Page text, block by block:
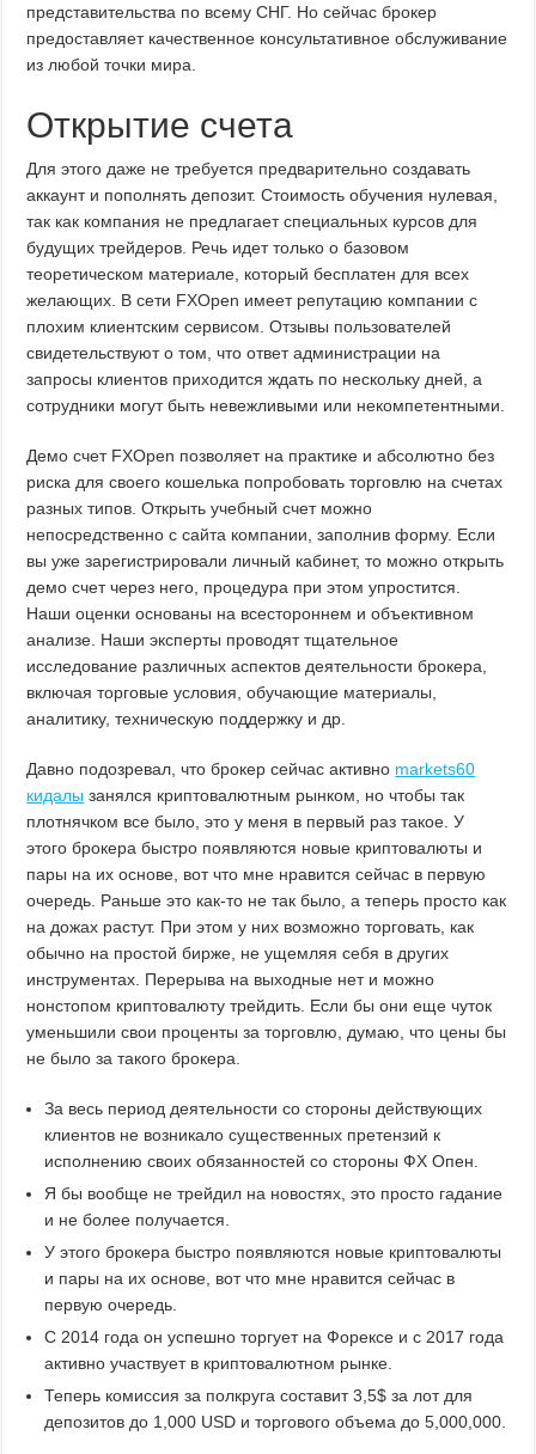
представительства по всему СНГ. Но сейчас брокер
предоставляет качественное консультативное обслуживание
из любой точки мира.
Открытие счета
Для этого даже не требуется предварительно создавать
аккаунт и пополнять депозит. Стоимость обучения нулевая,
так как компания не предлагает специальных курсов для
будущих трейдеров. Речь идет только о базовом
теоретическом материале, который бесплатен для всех
желающих. В сети FXOpen имеет репутацию компании с
плохим клиентским сервисом. Отзывы пользователей
свидетельствуют о том, что ответ администрации на
запросы клиентов приходится ждать по нескольку дней, а
сотрудники могут быть невежливыми или некомпетентными.
Демо счет FXOpen позволяет на практике и абсолютно без
риска для своего кошелька попробовать торговлю на счетах
разных типов. Открыть учебный счет можно
непосредственно с сайта компании, заполнив форму. Если
вы уже зарегистрировали личный кабинет, то можно открыть
демо счет через него, процедура при этом упростится.
Наши оценки основаны на всестороннем и объективном
анализе. Наши эксперты проводят тщательное
исследование различных аспектов деятельности брокера,
включая торговые условия, обучающие материалы,
аналитику, техническую поддержку и др.
Давно подозревал, что брокер сейчас активно markets60
кидалы занялся криптовалютным рынком, но чтобы так
плотнячком все было, это у меня в первый раз такое. У
этого брокера быстро появляются новые криптовалюты и
пары на их основе, вот что мне нравится сейчас в первую
очередь. Раньше это как-то не так было, а теперь просто как
на дожах растут. При этом у них возможно торговать, как
обычно на простой бирже, не ущемляя себя в других
инструментах. Перерыва на выходные нет и можно
нонстопом криптовалюту трейдить. Если бы они еще чуток
уменьшили свои проценты за торговлю, думаю, что цены бы
не было за такого брокера.
За весь период деятельности со стороны действующих
клиентов не возникало существенных претензий к
исполнению своих обязанностей со стороны ФХ Опен.
Я бы вообще не трейдил на новостях, это просто гадание
и не более получается.
У этого брокера быстро появляются новые криптовалюты
и пары на их основе, вот что мне нравится сейчас в
первую очередь.
С 2014 года он успешно торгует на Форексе и с 2017 года
активно участвует в криптовалютном рынке.
Теперь комиссия за полкруга составит 3,5$ за лот для
депозитов до 1,000 USD и торгового объема до 5,000,000.